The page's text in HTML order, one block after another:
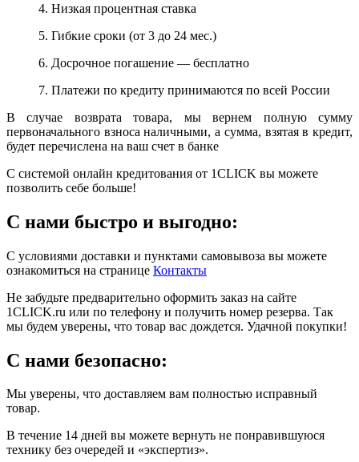
4. Низкая процентная ставка
5. Гибкие сроки (от 3 до 24 мес.)
6. Досрочное погашение — бесплатно
7. Платежи по кредиту принимаются по всей России
В случае возврата товара, мы вернем полную сумму
первоначального взноса наличными, а сумма, взятая в кредит,
будет перечислена на ваш счет в банке
С системой онлайн кредитования от 1CLICK вы можете
позволить себе больше!
С нами быстро и выгодно:
С условиями доставки и пунктами самовывоза вы можете
ознакомиться на странице Контакты
Не забудьте предварительно оформить заказ на сайте
1CLICK.ru или по телефону и получить номер резерва. Так
мы будем уверены, что товар вас дождется. Удачной покупки!
С нами безопасно:
Мы уверены, что доставляем вам полностью исправный
товар.
В течение 14 дней вы можете вернуть не понравившуюся
технику без очередей и «экспертиз».